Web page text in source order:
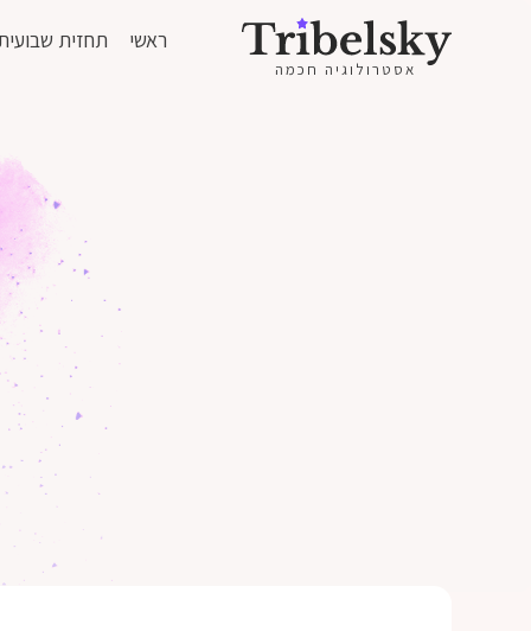
אסטרולוגיה חכמה
ראשי תחזית